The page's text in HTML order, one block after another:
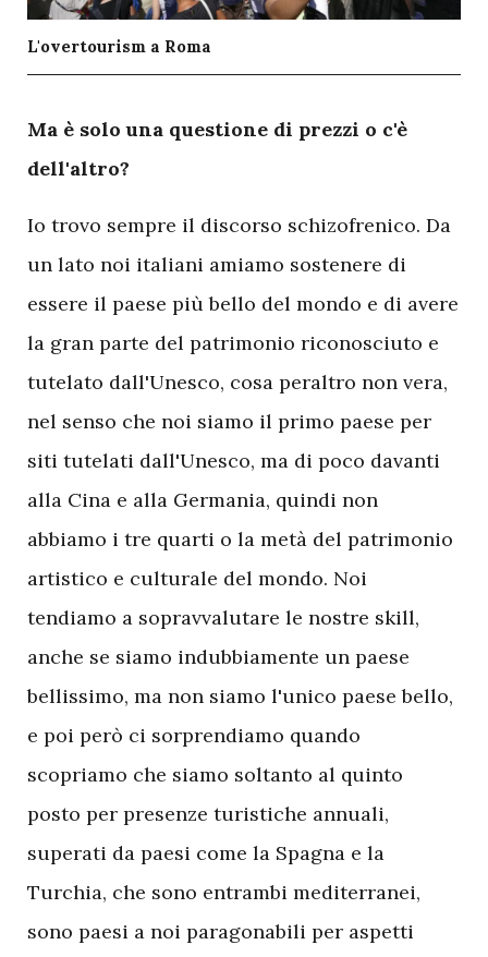
L'overtourism a Roma
Ma è solo una questione di prezzi o c'è
dell'altro?
Io trovo sempre il discorso schizofrenico. Da
un lato noi italiani amiamo sostenere di
essere il paese più bello del mondo e di avere
la gran parte del patrimonio riconosciuto e
tutelato dall'Unesco, cosa peraltro non vera,
nel senso che noi siamo il primo paese per
siti tutelati dall'Unesco, ma di poco davanti
alla Cina e alla Germania, quindi non
abbiamo i tre quarti o la metà del patrimonio
artistico e culturale del mondo. Noi
tendiamo a sopravvalutare le nostre skill,
anche se siamo indubbiamente un paese
bellissimo, ma non siamo l'unico paese bello,
e poi però ci sorprendiamo quando
scopriamo che siamo soltanto al quinto
posto per presenze turistiche annuali,
superati da paesi come la Spagna e la
Turchia, che sono entrambi mediterranei,
sono paesi a noi paragonabili per aspetti